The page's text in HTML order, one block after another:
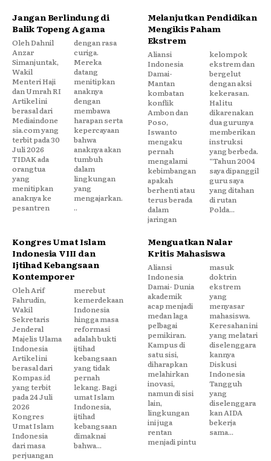
Jangan Berlindung di
Balik Topeng Agama
Oleh Dahnil
Anzar
Simanjuntak,
Wakil
Menteri Haji
dan Umrah RI
Artikel ini
berasal dari
Mediaindone
sia.com yang
terbit pada 30
Juli 2026
TIDAK ada
orangtua
yang
menitipkan
anaknya ke
pesantren
dengan rasa
curiga.
Mereka
datang
menitipkan
anaknya
dengan
membawa
harapan serta
kepercayaan
bahwa
anaknya akan
tumbuh
dalam
lingkungan
yang
mengajarkan.
..
Melanjutkan Pendidikan
Mengikis Paham
Ekstrem
Aliansi
Indonesia
Damai-
Mantan
kombatan
konflik
Ambon dan
Poso,
Iswanto
mengaku
pernah
mengalami
kebimbangan
apakah
berhenti atau
terus berada
dalam
jaringan
kelompok
ekstrem dan
bergelut
dengan aksi
kekerasan.
Hal itu
dikarenakan
dua gurunya
memberikan
instruksi
yang berbeda.
“Tahun 2004
saya dipanggil
guru saya
yang ditahan
di rutan
Polda...
Kongres Umat Islam
Indonesia VIII dan
Ijtihad Kebangsaan
Kontemporer
Oleh Arif
Fahrudin,
Wakil
Sekretaris
Jenderal
Majelis Ulama
Indonesia
Artikel ini
berasal dari
Kompas.id
yang terbit
pada 24 Juli
2026
Kongres
Umat Islam
Indonesia
dari masa
perjuangan
merebut
kemerdekaan
Indonesia
hingga masa
reformasi
adalah bukti
ijtihad
kebangsaan
yang tidak
pernah
lekang. Bagi
umat Islam
Indonesia,
ijtihad
kebangsaan
dimaknai
bahwa...
Menguatkan Nalar
Kritis Mahasiswa
Aliansi
Indonesia
Damai- Dunia
akademik
acap menjadi
medan laga
pelbagai
pemikiran.
Kampus di
satu sisi,
diharapkan
melahirkan
inovasi,
namun di sisi
lain,
lingkungan
ini juga
rentan
menjadi pintu
masuk
doktrin
ekstrem
yang
menyasar
mahasiswa.
Keresahan ini
yang melatari
diselenggara
kannya
Diskusi
Indonesia
Tangguh
yang
diselenggara
kan AIDA
bekerja
sama...